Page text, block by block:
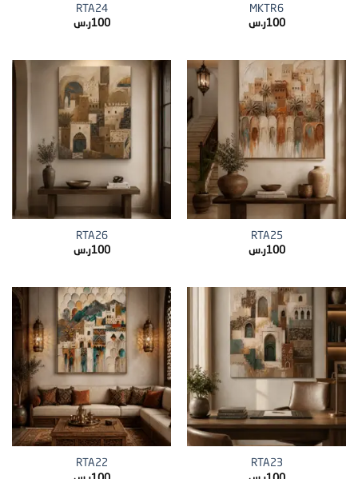
MKTR6
100ر.س
RTA24
100ر.س
RTA25
100ر.س
RTA26
100ر.س
RTA23
RTA22